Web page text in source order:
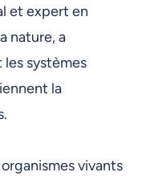
et expert en
nature, a
systèmes
la
vivants